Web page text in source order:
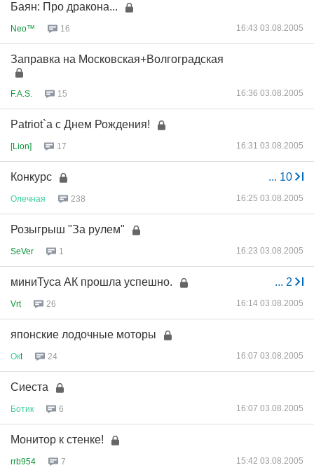
Баян: Про дракона...
Neo™ 16 16:43 03.08.2005
Заправка на Московская+Волгоградская
F.A.S. 15 16:36 03.08.2005
Patriot`а с Днем Рождения!
[Lion] 17 16:31 03.08.2005
... 10
Конкурс
Олечная 238 16:25 03.08.2005
Розыгрыш "За рулем"
SeVer 1 16:23 03.08.2005
... 2
миниТуса АК прошла успешно.
Vrt 26 16:14 03.08.2005
японские лодочные моторы
Окt 24 16:07 03.08.2005
Сиеста
Ботик 6 16:07 03.08.2005
Монитор к стенке!
rrb954 7 15:42 03.08.2005